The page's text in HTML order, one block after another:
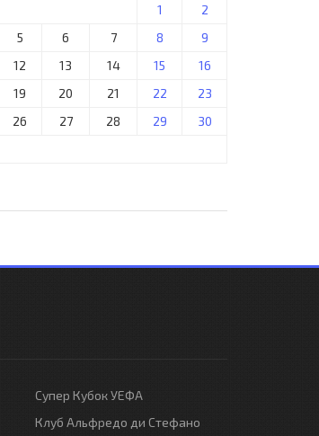
1
2
5 6 7 8
9
12 13 14 15
16
19 20 21 22
23
26 27 28 29
30
Супер Кубок УЕФА
Клуб Альфредо ди Стефано